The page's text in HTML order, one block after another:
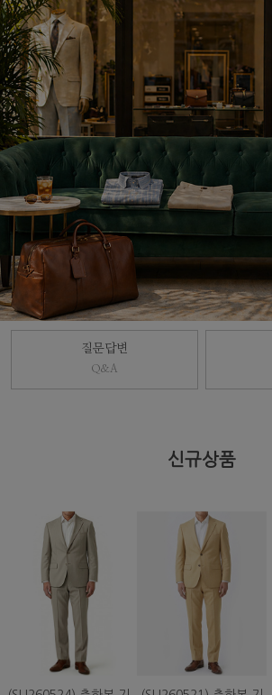
질문답변
Q&A
신규상품